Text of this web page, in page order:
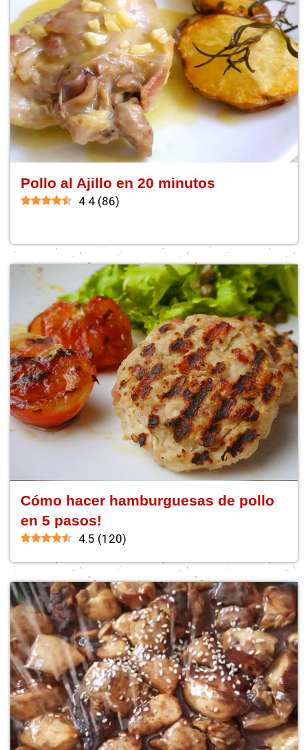
Pollo al Ajillo en 20 minutos
4.4 (86)
Cómo hacer hamburguesas de pollo
en 5 pasos!
4.5 (120)